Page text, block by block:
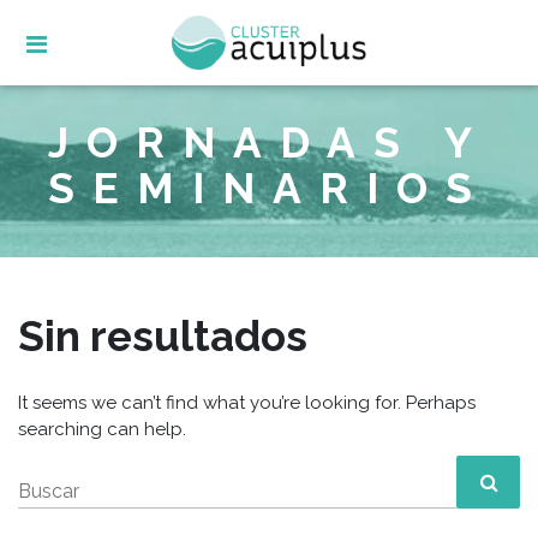
JORNADAS Y
SEMINARIOS
Sin resultados
It seems we can’t find what you’re looking for. Perhaps
searching can help.
Buscar